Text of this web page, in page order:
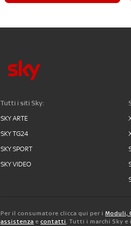
Tutti i siti Sky:
SKY ARTE
SKY TG24
SKY SPORT
SKY VIDEO
Per il consumatore clicca qui per i Moduli,
assistenza e contatti. Tutti i marchi Sky